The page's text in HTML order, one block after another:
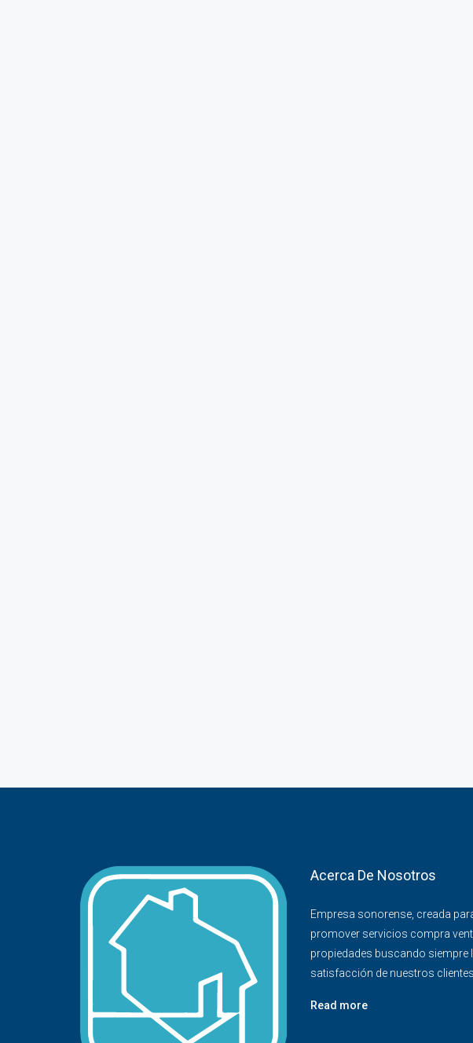
Acerca De Nosotros
Empresa sonorense, creada
promover servicios compra
propiedades buscando siempre
satisfacción de nuestros clientes
Read more